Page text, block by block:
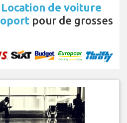
Location de voiture
pour de grosses